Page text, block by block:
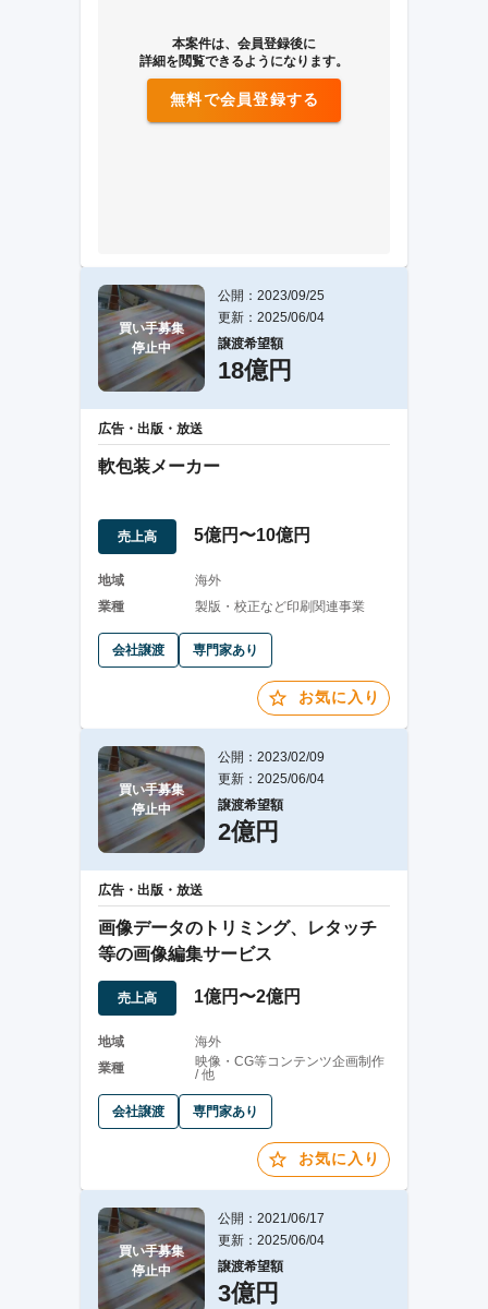
本案件は、会員登録後に
詳細を閲覧できるようになります。
無料で会員登録する
買い手募集
停止中
公開：2023/09/25
更新：2025/06/04
譲渡希望額
18億円
広告・出版・放送
軟包装メーカー
売上高 5億円〜10億円
地域
海外
業種
製版・校正など印刷関連事業
会社譲渡 専門家あり
お気に入り
買い手募集
停止中
公開：2023/02/09
更新：2025/06/04
譲渡希望額
2億円
広告・出版・放送
画像データのトリミング、レタッチ
等の画像編集サービス
売上高 1億円〜2億円
地域
海外
業種
映像・CG等コンテンツ企画制作
/ 他
会社譲渡 専門家あり
お気に入り
買い手募集
停止中
公開：2021/06/17
更新：2025/06/04
譲渡希望額
3億円